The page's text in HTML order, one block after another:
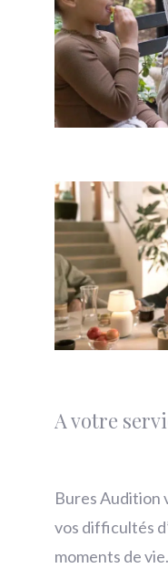
A votre
Bures Audition
vos difficultés
moments de vie.